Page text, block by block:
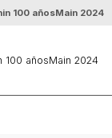
100 añosMain 2024
100 añosMain 2024